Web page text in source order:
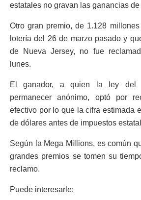
estatales no gravan las ganancias
Otro gran premio, de 1.128
lotería del 26 de marzo pasado y
de Nueva Jersey, no fue
lunes.
El ganador, a quien la ley del
permanecer anónimo, optó por
efectivo por lo que la cifra estimada
de dólares antes de impuestos
Según la Mega Millions, es común
grandes premios se tomen su
reclamo.
Puede interesarle: